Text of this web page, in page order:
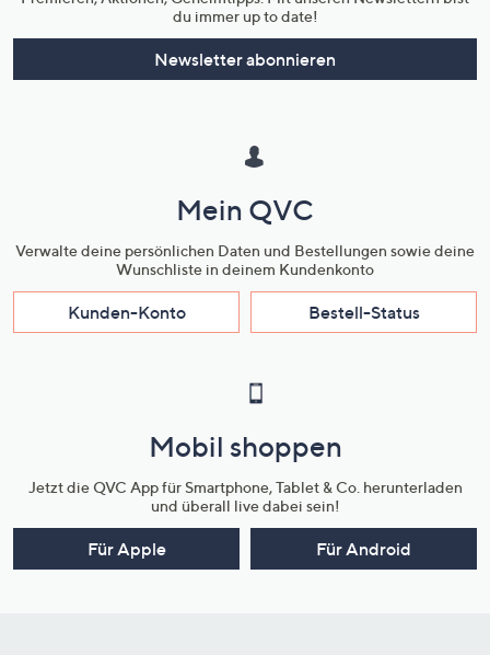
du immer up to date!
Newsletter abonnieren
Mein QVC
Verwalte deine persönlichen Daten und Bestellungen sowie deine
Wunschliste in deinem Kundenkonto
Kunden-Konto Bestell-Status
Mobil shoppen
Jetzt die QVC App für Smartphone, Tablet & Co. herunterladen
und überall live dabei sein!
Für Apple Für Android